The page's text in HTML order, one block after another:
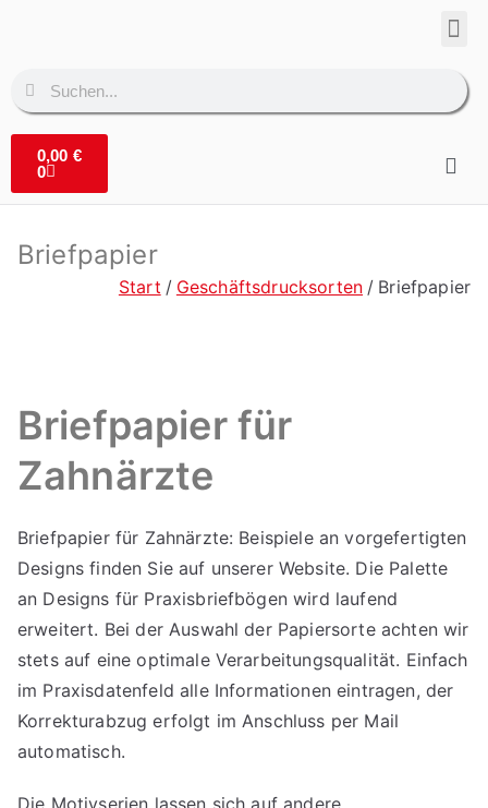
0,00 €
0
Briefpapier
Start Geschäftsdrucksorten Briefpapier
Briefpapier für
Zahnärzte
Briefpapier für Zahnärzte: Beispiele an vorgefertigten
Designs finden Sie auf unserer Website. Die Palette
an Designs für Praxisbriefbögen wird laufend
erweitert. Bei der Auswahl der Papiersorte achten wir
stets auf eine optimale Verarbeitungsqualität. Einfach
im Praxisdatenfeld alle Informationen eintragen, der
Korrekturabzug erfolgt im Anschluss per Mail
automatisch.
Die Motivserien lassen sich auf andere